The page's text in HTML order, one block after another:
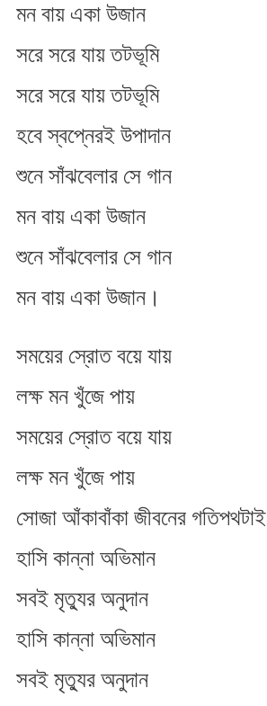
মন বায় একা উজান
সরে সরে যায় তটভূমি
সরে সরে যায় তটভূমি
হবে স্বপ্নেরই উপাদান
শুনে সাঁঝবেলার সে গান
মন বায় একা উজান
শুনে সাঁঝবেলার সে গান
মন বায় একা উজান।
সময়ের স্রোত বয়ে যায়
লক্ষ মন খুঁজে পায়
সময়ের স্রোত বয়ে যায়
লক্ষ মন খুঁজে পায়
সোজা আঁকাবাঁকা জীবনের গতিপথটাই
হাসি কান্না অভিমান
সবই মৃত্যুর অনুদান
হাসি কান্না অভিমান
সবই মৃত্যুর অনুদান